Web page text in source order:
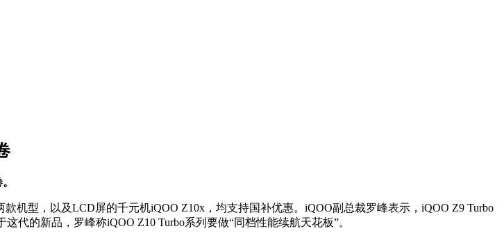
型，以及LCD屏的千元机iQOO Z10x，均支持国补优惠。iQOO副总裁罗峰表示，iQOO Z9 Turbo
代的新品，罗峰称iQOO Z10 Turbo系列要做“同档性能续航天花板”。